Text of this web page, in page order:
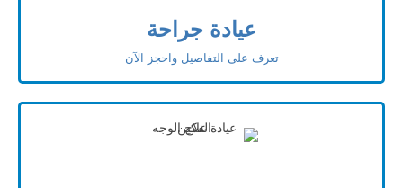
عيادة جراحة
تعرف على التفاصيل واحجز الآن